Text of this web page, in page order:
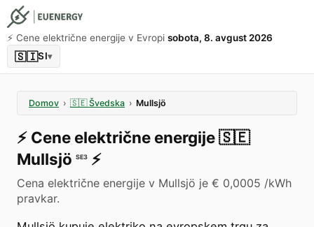
⚡️ Cene električne energije v Evropi sobota, 8. avgust 2026
🇸🇮SI▾
Domov › 🇸🇪 Švedska › Mullsjö
⚡️ Cene električne energije🇸🇪
Mullsjö SE3 ⚡️
Cena električne energije v Mullsjö je € 0,0005 /kWh
pravkar.